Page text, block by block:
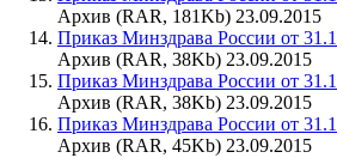
Архив (RAR, 181Kb) 23.09.2015
Приказ Минздрава России от
Архив (RAR, 38Kb) 23.09.2015
Приказ Минздрава России от
Архив (RAR, 38Kb) 23.09.2015
Приказ Минздрава России от
Архив (RAR, 45Kb) 23.09.2015